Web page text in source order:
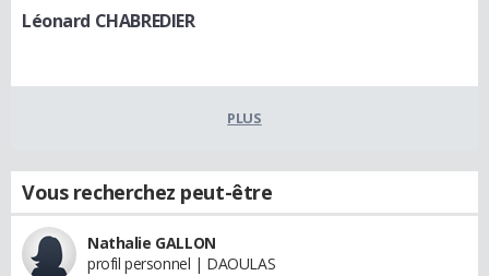
Léonard CHABREDIER
PLUS
Vous recherchez peut-être
Nathalie GALLON
profil personnel | DAOULAS